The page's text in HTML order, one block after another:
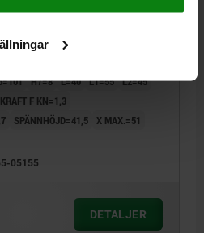
D1=22 D2=35
H7=8 L=40 L1=55 L2=45
F KN=1,3
SPÄNNHÖJD=41,5
X MAX.=51
05155
DETALJER